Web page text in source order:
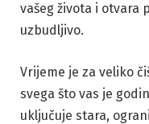
vašeg života i otvara
uzbudljivo.
Vrijeme je za veliko
svega što vas je
uključuje stara,